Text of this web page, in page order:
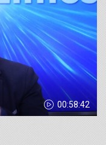
00:58:42